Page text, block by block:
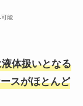
能
体扱いとなる
スがほとんど